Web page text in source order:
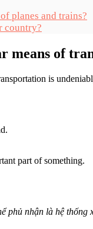
planes and trains?
country?
means of
is
part of something.
phủ nhận là hệ